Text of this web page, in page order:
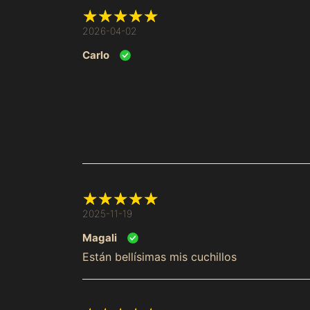
2026-04-02
Carlo
2025-11-19
Magali
Están bellísimas mis cuchillos